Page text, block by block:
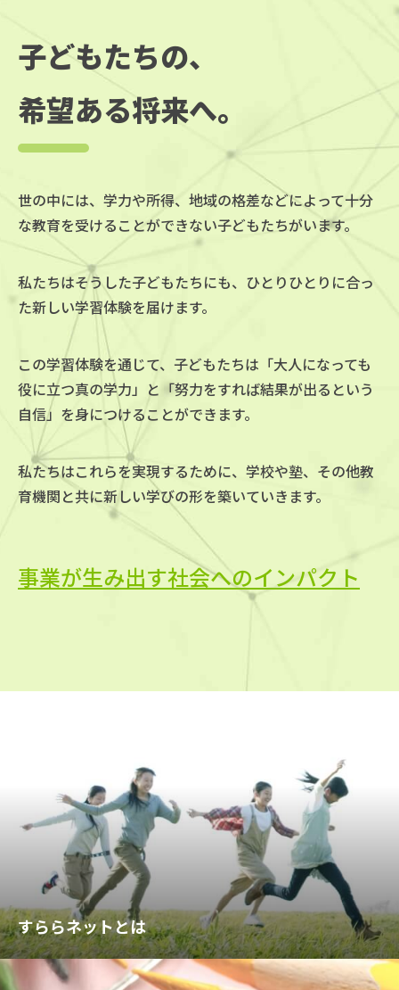
子どもたちの、
希望ある将来へ。
世の中には、学力や所得、地域の格差などによって十分
な教育を受けることができない子どもたちがいます。
私たちはそうした子どもたちにも、ひとりひとりに合っ
た新しい学習体験を届けます。
この学習体験を通じて、子どもたちは「大人になっても
役に立つ真の学力」と 「努力をすれば結果が出るという
自信」を身につけることができます。
私たちはこれらを実現するために、学校や塾、その他教
育機関と共に新しい学びの形を築いていきます。
事業が生み出す社会へのインパクト
すららネットとは